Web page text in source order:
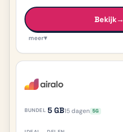
Bekijk→
meer▾
5 GB15 dagen 5G